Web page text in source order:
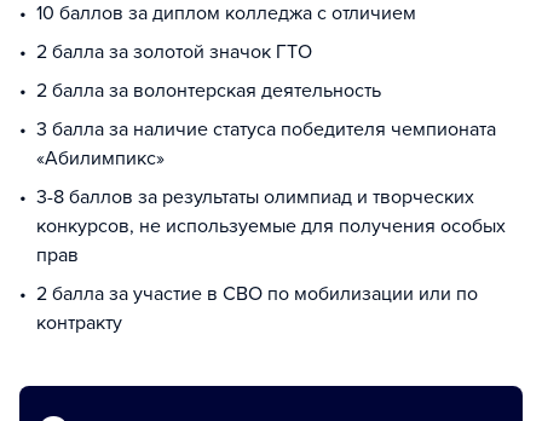
10 баллов за диплом колледжа с отличием
2 балла за золотой значок ГТО
2 балла за волонтерская деятельность
3 балла за наличие статуса победителя чемпионата
«Абилимпикс»
3-8 баллов за результаты олимпиад и творческих
конкурсов, не используемые для получения особых
прав
2 балла за участие в СВО по мобилизации или по
контракту